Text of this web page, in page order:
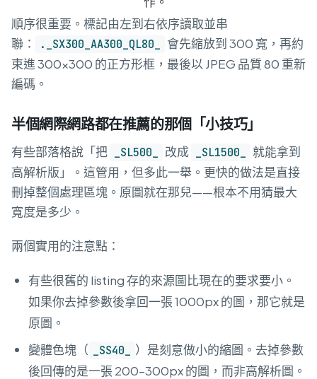
順序很重要。標記由左到右依序讀取並串
聯：
._SX300_AA300_QL80_
會先縮放到 300 寬，再約
束進 300×300 的正方形框，最後以 JPEG 品質 80 重新
編碼。
半個網際網路都在推薦的那個「小技巧」
有些部落格說「把 _SL500_ 改成 _SL1500_
就能拿到
高解析版」。這管用，但多此一舉。更快的做法是直接
刪掉整個處理區塊。原圖就在那兒——根本不用猜最大
寬度是多少。
兩個實用的注意點：
有些很舊的 listing 存的來源圖比現在的要求要小。
如果你去掉參數後拿回一張 1000px 的圖，那它就是
原圖。
變體色塊（
_SS40_
）是刻意做小的縮圖。去掉參數
後回傳的是一張 200–300px 的圖，而非高解析圖。